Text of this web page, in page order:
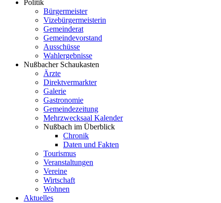
Politik
Bürgermeister
Vizebürgermeisterin
Gemeinderat
Gemeindevorstand
Ausschüsse
Wahlergebnisse
Nußbacher Schaukasten
Ärzte
Direktvermarkter
Galerie
Gastronomie
Gemeindezeitung
Mehrzwecksaal Kalender
Nußbach im Überblick
Chronik
Daten und Fakten
Tourismus
Veranstaltungen
Vereine
Wirtschaft
Wohnen
Aktuelles